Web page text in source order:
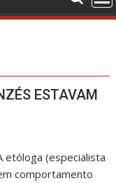
ESTAVAM
etóloga (especialista
comportamento